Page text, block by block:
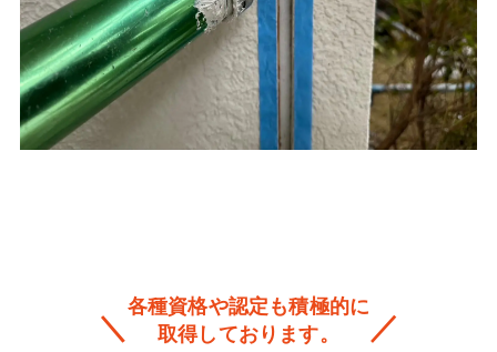
各種資格や認定も積極的に
取得しております。